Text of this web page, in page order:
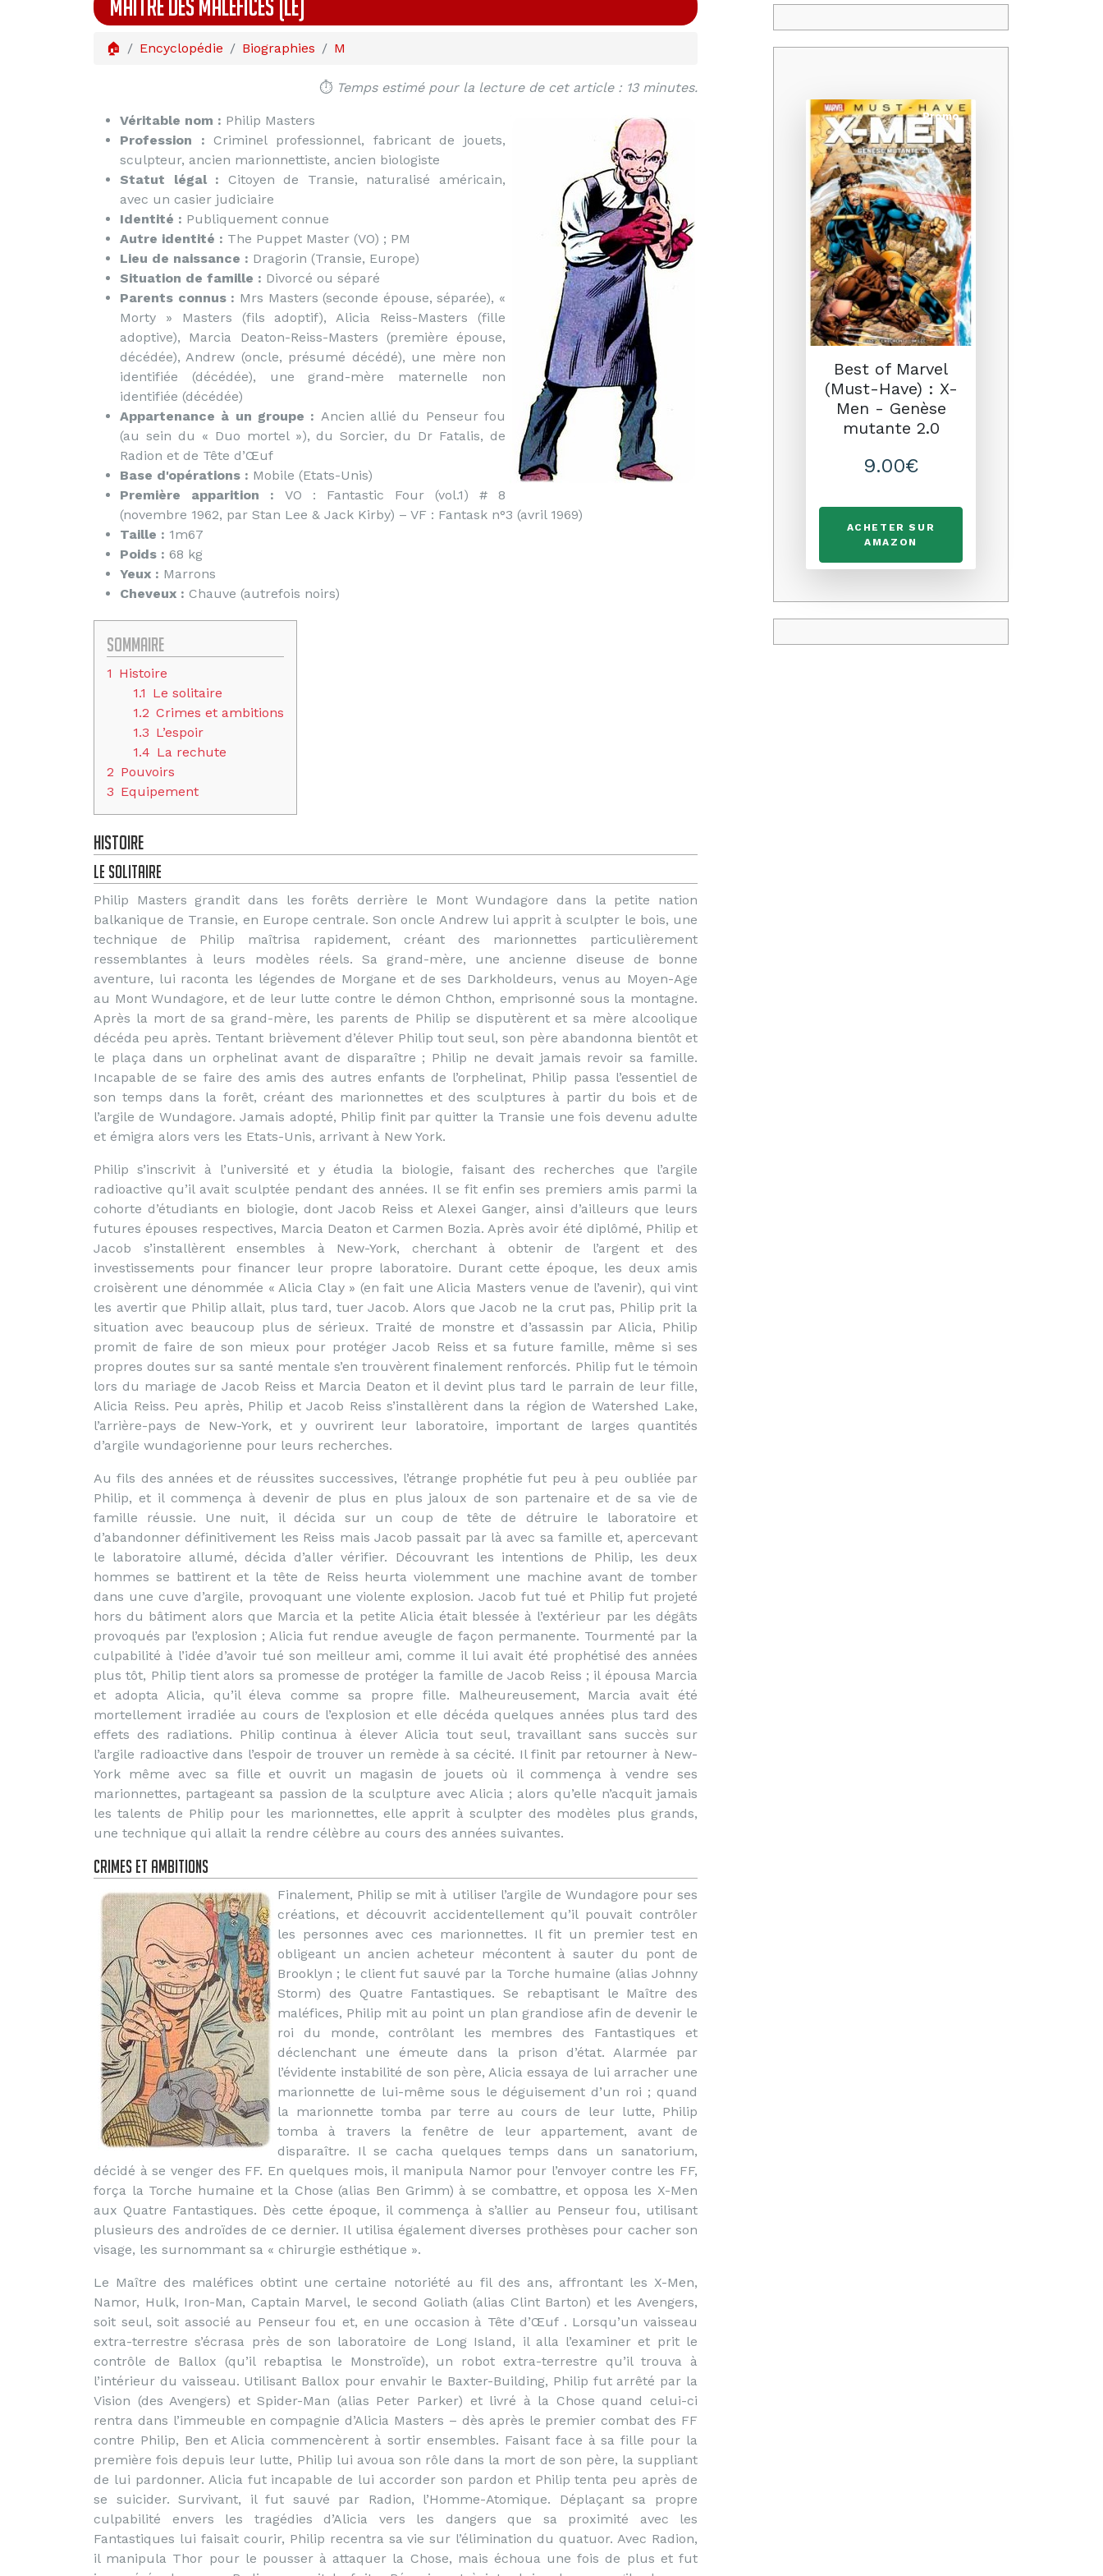
MAÎTRE DES MALÉFICES (LE)
🏠 Encyclopédie Biographies M
⏱️ Temps estimé pour la lecture de cet article : 13 minutes.
Véritable nom : Philip Masters
Profession : Criminel professionnel, fabricant de jouets,
sculpteur, ancien marionnettiste, ancien biologiste
Statut légal : Citoyen de Transie, naturalisé américain,
avec un casier judiciaire
Identité : Publiquement connue
Autre identité : The Puppet Master (VO) ; PM
Lieu de naissance : Dragorin (Transie, Europe)
Situation de famille : Divorcé ou séparé
Parents connus : Mrs Masters (seconde épouse, séparée), «
Morty » Masters (fils adoptif), Alicia Reiss-Masters (fille
adoptive), Marcia Deaton-Reiss-Masters (première épouse,
décédée), Andrew (oncle, présumé décédé), une mère non
identifiée (décédée), une grand-mère maternelle non
identifiée (décédée)
Appartenance à un groupe : Ancien allié du Penseur fou
(au sein du « Duo mortel »), du Sorcier, du Dr Fatalis, de
Radion et de Tête d’Œuf
Base d'opérations : Mobile (Etats-Unis)
Première apparition : VO : Fantastic Four (vol.1) # 8
(novembre 1962, par Stan Lee & Jack Kirby) – VF : Fantask n°3 (avril 1969)
Taille : 1m67
Poids : 68 kg
Yeux : Marrons
Cheveux : Chauve (autrefois noirs)
Sommaire
1 Histoire
1.1 Le solitaire
1.2 Crimes et ambitions
1.3 L’espoir
1.4 La rechute
2 Pouvoirs
3 Equipement
Histoire
Le solitaire
Philip Masters grandit dans les forêts derrière le Mont Wundagore dans la petite nation
balkanique de Transie, en Europe centrale. Son oncle Andrew lui apprit à sculpter le bois, une
technique de Philip maîtrisa rapidement, créant des marionnettes particulièrement
ressemblantes à leurs modèles réels. Sa grand-mère, une ancienne diseuse de bonne
aventure, lui raconta les légendes de Morgane et de ses Darkholdeurs, venus au Moyen-Age
au Mont Wundagore, et de leur lutte contre le démon Chthon, emprisonné sous la montagne.
Après la mort de sa grand-mère, les parents de Philip se disputèrent et sa mère alcoolique
décéda peu après. Tentant brièvement d’élever Philip tout seul, son père abandonna bientôt et
le plaça dans un orphelinat avant de disparaître ; Philip ne devait jamais revoir sa famille.
Incapable de se faire des amis des autres enfants de l’orphelinat, Philip passa l’essentiel de
son temps dans la forêt, créant des marionnettes et des sculptures à partir du bois et de
l’argile de Wundagore. Jamais adopté, Philip finit par quitter la Transie une fois devenu adulte
et émigra alors vers les Etats-Unis, arrivant à New York.
Philip s’inscrivit à l’université et y étudia la biologie, faisant des recherches que l’argile
radioactive qu’il avait sculptée pendant des années. Il se fit enfin ses premiers amis parmi la
cohorte d’étudiants en biologie, dont Jacob Reiss et Alexei Ganger, ainsi d’ailleurs que leurs
futures épouses respectives, Marcia Deaton et Carmen Bozia. Après avoir été diplômé, Philip et
Jacob s’installèrent ensembles à New-York, cherchant à obtenir de l’argent et des
investissements pour financer leur propre laboratoire. Durant cette époque, les deux amis
croisèrent une dénommée « Alicia Clay » (en fait une Alicia Masters venue de l’avenir), qui vint
les avertir que Philip allait, plus tard, tuer Jacob. Alors que Jacob ne la crut pas, Philip prit la
situation avec beaucoup plus de sérieux. Traité de monstre et d’assassin par Alicia, Philip
promit de faire de son mieux pour protéger Jacob Reiss et sa future famille, même si ses
propres doutes sur sa santé mentale s’en trouvèrent finalement renforcés. Philip fut le témoin
lors du mariage de Jacob Reiss et Marcia Deaton et il devint plus tard le parrain de leur fille,
Alicia Reiss. Peu après, Philip et Jacob Reiss s’installèrent dans la région de Watershed Lake,
l’arrière-pays de New-York, et y ouvrirent leur laboratoire, important de larges quantités
d’argile wundagorienne pour leurs recherches.
Au fils des années et de réussites successives, l’étrange prophétie fut peu à peu oubliée par
Philip, et il commença à devenir de plus en plus jaloux de son partenaire et de sa vie de
famille réussie. Une nuit, il décida sur un coup de tête de détruire le laboratoire et
d’abandonner définitivement les Reiss mais Jacob passait par là avec sa famille et, apercevant
le laboratoire allumé, décida d’aller vérifier. Découvrant les intentions de Philip, les deux
hommes se battirent et la tête de Reiss heurta violemment une machine avant de tomber
dans une cuve d’argile, provoquant une violente explosion. Jacob fut tué et Philip fut projeté
hors du bâtiment alors que Marcia et la petite Alicia était blessée à l’extérieur par les dégâts
provoqués par l’explosion ; Alicia fut rendue aveugle de façon permanente. Tourmenté par la
culpabilité à l’idée d’avoir tué son meilleur ami, comme il lui avait été prophétisé des années
plus tôt, Philip tient alors sa promesse de protéger la famille de Jacob Reiss ; il épousa Marcia
et adopta Alicia, qu’il éleva comme sa propre fille. Malheureusement, Marcia avait été
mortellement irradiée au cours de l’explosion et elle décéda quelques années plus tard des
effets des radiations. Philip continua à élever Alicia tout seul, travaillant sans succès sur
l’argile radioactive dans l’espoir de trouver un remède à sa cécité. Il finit par retourner à New-
York même avec sa fille et ouvrit un magasin de jouets où il commença à vendre ses
marionnettes, partageant sa passion de la sculpture avec Alicia ; alors qu’elle n’acquit jamais
les talents de Philip pour les marionnettes, elle apprit à sculpter des modèles plus grands,
une technique qui allait la rendre célèbre au cours des années suivantes.
Crimes et ambitions
Finalement, Philip se mit à utiliser l’argile de Wundagore pour ses
créations, et découvrit accidentellement qu’il pouvait contrôler
les personnes avec ces marionnettes. Il fit un premier test en
obligeant un ancien acheteur mécontent à sauter du pont de
Brooklyn ; le client fut sauvé par la Torche humaine (alias Johnny
Storm) des Quatre Fantastiques. Se rebaptisant le Maître des
maléfices, Philip mit au point un plan grandiose afin de devenir le
roi du monde, contrôlant les membres des Fantastiques et
déclenchant une émeute dans la prison d’état. Alarmée par
l’évidente instabilité de son père, Alicia essaya de lui arracher une
marionnette de lui-même sous le déguisement d’un roi ; quand
la marionnette tomba par terre au cours de leur lutte, Philip
tomba à travers la fenêtre de leur appartement, avant de
disparaître. Il se cacha quelques temps dans un sanatorium,
décidé à se venger des FF. En quelques mois, il manipula Namor pour l’envoyer contre les FF,
força la Torche humaine et la Chose (alias Ben Grimm) à se combattre, et opposa les X-Men
aux Quatre Fantastiques. Dès cette époque, il commença à s’allier au Penseur fou, utilisant
plusieurs des androïdes de ce dernier. Il utilisa également diverses prothèses pour cacher son
visage, les surnommant sa « chirurgie esthétique ».
Le Maître des maléfices obtint une certaine notoriété au fil des ans, affrontant les X-Men,
Namor, Hulk, Iron-Man, Captain Marvel, le second Goliath (alias Clint Barton) et les Avengers,
soit seul, soit associé au Penseur fou et, en une occasion à Tête d’Œuf . Lorsqu’un vaisseau
extra-terrestre s’écrasa près de son laboratoire de Long Island, il alla l’examiner et prit le
contrôle de Ballox (qu’il rebaptisa le Monstroïde), un robot extra-terrestre qu’il trouva à
l’intérieur du vaisseau. Utilisant Ballox pour envahir le Baxter-Building, Philip fut arrêté par la
Vision (des Avengers) et Spider-Man (alias Peter Parker) et livré à la Chose quand celui-ci
rentra dans l’immeuble en compagnie d’Alicia Masters – dès après le premier combat des FF
contre Philip, Ben et Alicia commencèrent à sortir ensembles. Faisant face à sa fille pour la
première fois depuis leur lutte, Philip lui avoua son rôle dans la mort de son père, la suppliant
de lui pardonner. Alicia fut incapable de lui accorder son pardon et Philip tenta peu après de
se suicider. Survivant, il fut sauvé par Radion, l’Homme-Atomique. Déplaçant sa propre
culpabilité envers les tragédies d’Alicia vers les dangers que sa proximité avec les
Fantastiques lui faisait courir, Philip recentra sa vie sur l’élimination du quatuor. Avec Radion,
il manipula Thor pour le pousser à attaquer la Chose, mais échoua une fois de plus et fut
Promo
Best of Marvel
(Must-Have) : X-
Men - Genèse
mutante 2.0
9.00€
ACHETER SUR
AMAZON